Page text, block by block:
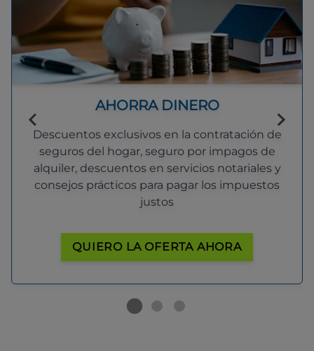
AHORRA DINERO
Descuentos exclusivos en la contratación de
seguros del hogar, seguro por impagos de
alquiler, descuentos en servicios notariales y
consejos prácticos para pagar los impuestos
justos
QUIERO LA OFERTA AHORA